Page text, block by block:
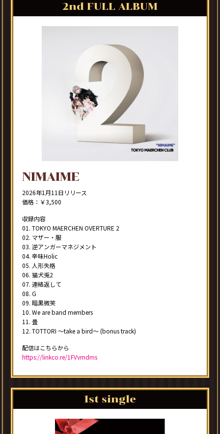
2nd FULL ALBUM
NIMAIME
2026年1月11日リリース
価格：￥3,500
収録内容
01. TOKYO MAERCHEN OVERTURE 2
02. マザー・服
03. 逆アンガーマネジメント
04. 辛味Holic
05. 人形失格
06. 猫犬兎2
07. 連絡返して
08. G
09. 暗黒微笑
10. We are band members
11. 畳
12. TOTTORI ～take a bird～ (bonus track)
配信はこちらから
https://linkco.re/1FVvmdms
1st single